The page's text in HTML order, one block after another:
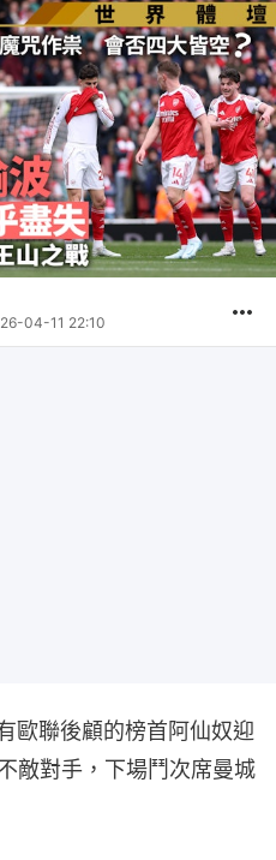
04-11 22:10
歐聯後顧的榜首阿仙奴迎
敵對手，下場鬥次席曼城